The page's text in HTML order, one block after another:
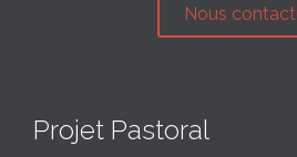
Nous
Projet Pastoral